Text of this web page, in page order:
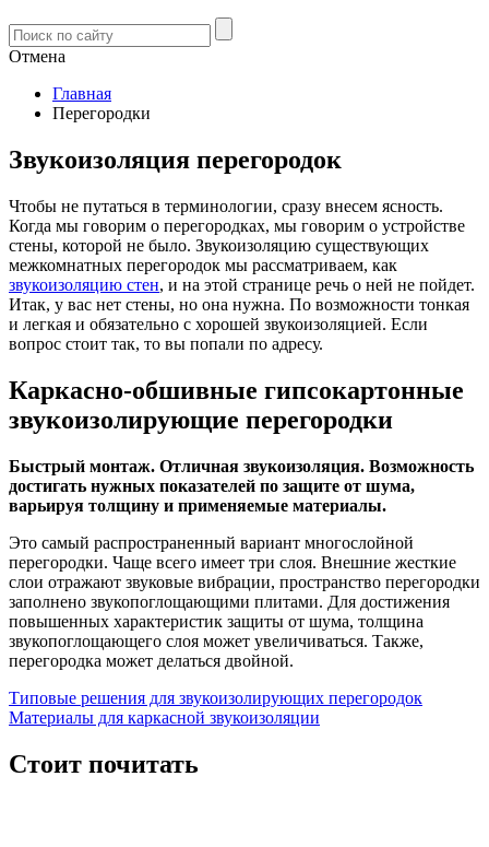
Отмена
Главная
Перегородки
Звукоизоляция перегородок
Чтобы не путаться в терминологии, сразу внесем ясность.
Когда мы говорим о перегородках, мы говорим о устройстве
стены, которой не было. Звукоизоляцию существующих
межкомнатных перегородок мы рассматриваем, как
звукоизоляцию стен, и на этой странице речь о ней не пойдет.
Итак, у вас нет стены, но она нужна. По возможности тонкая
и легкая и обязательно с хорошей звукоизоляцией. Если
вопрос стоит так, то вы попали по адресу.
Каркасно-обшивные гипсокартонные
звукоизолирующие перегородки
Быстрый монтаж. Отличная звукоизоляция. Возможность
достигать нужных показателей по защите от шума,
варьируя толщину и применяемые материалы.
Это самый распространенный вариант многослойной
перегородки. Чаще всего имеет три слоя. Внешние жесткие
слои отражают звуковые вибрации, пространство перегородки
заполнено звукопоглощающими плитами. Для достижения
повышенных характеристик защиты от шума, толщина
звукопоглощающего слоя может увеличиваться. Также,
перегородка может делаться двойной.
Типовые решения для звукоизолирующих перегородок
Материалы для каркасной звукоизоляции
Стоит почитать